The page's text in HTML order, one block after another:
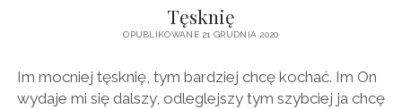
Tęsknię
OPUBLIKOWANE 21 GRUDNIA 2020
Im mocniej tęsknię, tym bardziej chcę kochać. Im On
wydaje mi się dalszy, odleglejszy tym szybciej ja chcę